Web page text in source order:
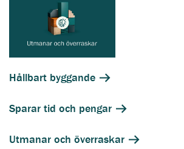
Hållbart byggande
Sparar tid och pengar
Utmanar och överraskar